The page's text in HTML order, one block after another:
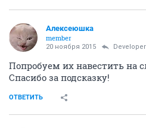
Алексеюшка
member
20 ноября 2015 Developer
Попробуем их навестить на
Спасибо за подсказку!
ОТВЕТИТЬ